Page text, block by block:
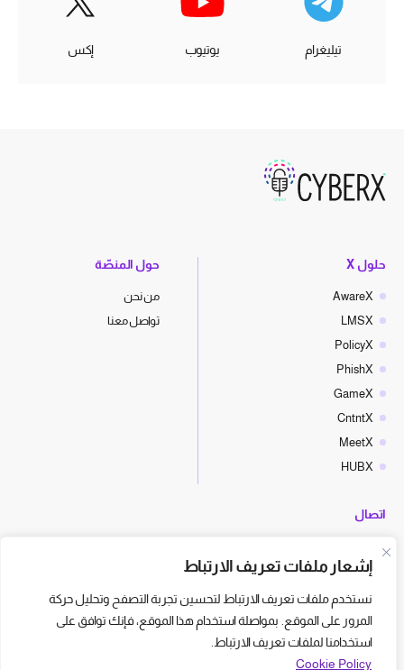
إشعار ملفات تعريف الارتباط
نستخدم ملفات تعريف الارتباط لتحسين تجربة التصفح وتحليل حركة
المرور على الموقع. بمواصلة استخدام هذا الموقع، فإنك توافق على
استخدامنا لملفات تعريف الارتباط.
Cookie Policy
تيليغرام يوتيوب إكس
حلول X
AwareX
LMSX
PolicyX
PhishX
GameX
CntntX
MeetX
HUBX
حول المنصّة
من نحن
تواصل معنا
اتصال
hello@cyberx.world